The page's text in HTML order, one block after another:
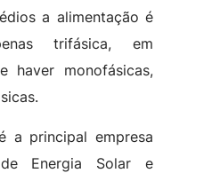
a alimentação é
trifásica, em
haver monofásicas,
a principal empresa
Energia Solar e